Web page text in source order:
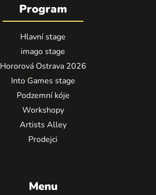
Program
Hlavní stage
imago stage
Hororová Ostrava 2026
Into Games stage
Podzemní kóje
Workshopy
Artists Alley
Prodejci
Menu